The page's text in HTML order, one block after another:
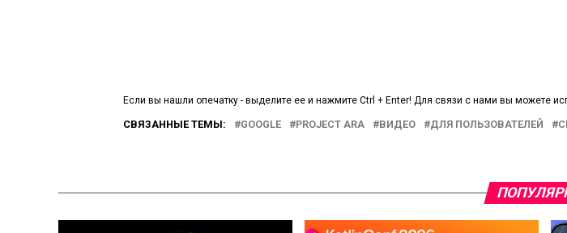
Если вы нашли опечатку - выделите ее и нажмите Ctrl + Enter! Для связи с нами вы можете
СВЯЗАННЫЕ ТЕМЫ: GOOGLE PROJECT ARA ВИДЕО ДЛЯ ПОЛЬЗОВАТЕЛЕЙ